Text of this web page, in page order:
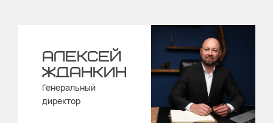
АЛЕКСЕЙ
ЖДАНКИН
Генеральный
директор